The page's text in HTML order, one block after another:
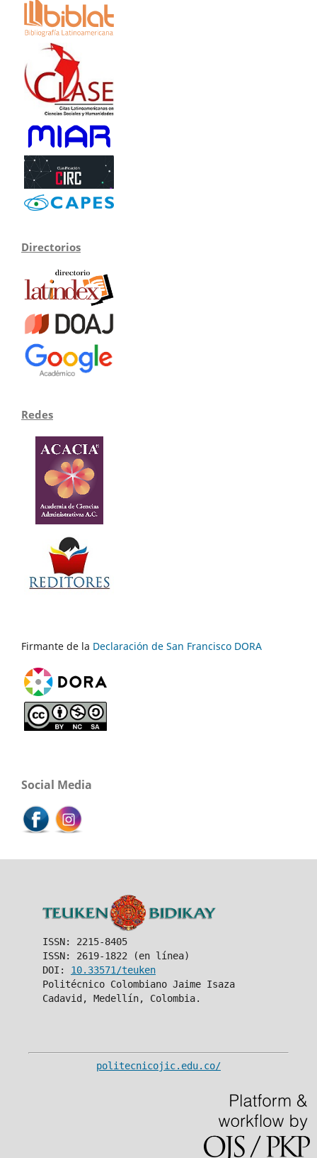
Directorios
Redes
Firmante de la Declaración de San Francisco DORA
Social Media
ISSN: 2215-8405
ISSN: 2619-1822 (en línea)
DOI: 10.33571/teuken
Politécnico Colombiano Jaime Isaza
Cadavid, Medellín, Colombia.
politecnicojic.edu.co/